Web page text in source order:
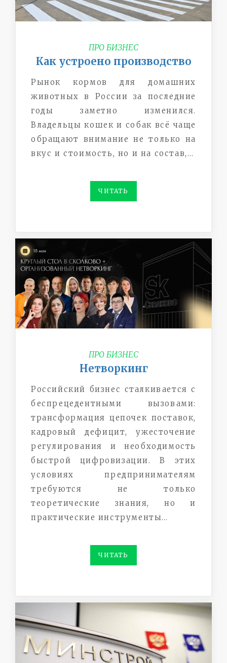
ПРО БИЗНЕС
Как устроено производство
Рынок кормов для домашних
животных в России за последние
годы заметно изменился.
Владельцы кошек и собак всё чаще
обращают внимание не только на
вкус и стоимость, но и на состав,…
ЧИТАТЬ
ПРО БИЗНЕС
Нетворкинг
Российский бизнес сталкивается с
беспрецедентными вызовами:
трансформация цепочек поставок,
кадровый дефицит, ужесточение
регулирования и необходимость
быстрой цифровизации. В этих
условиях предпринимателям
требуются не только
теоретические знания, но и
практические инструменты…
ЧИТАТЬ